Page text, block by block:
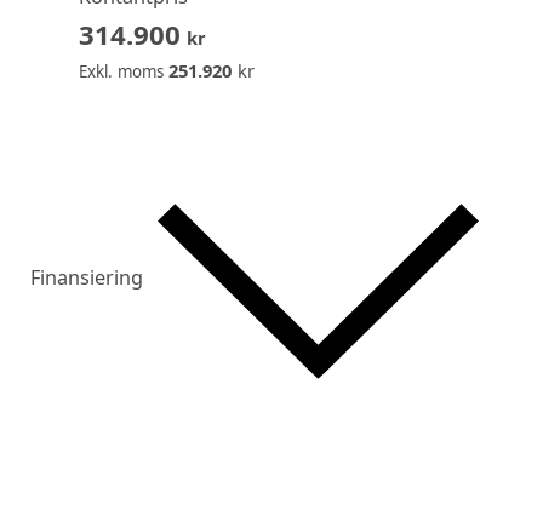
314.900 kr
Exkl. moms 251.920kr
Finansiering